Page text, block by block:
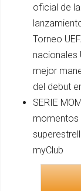
oficial de la
Torneo
nacionales
mejor
del debut
SERIE
momentos
myClub